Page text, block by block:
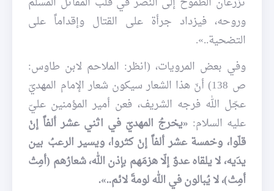
وروحه، فيزداد جرأة على القتال وإقداماً على
التضحية..».
وفي بعض المرويات، (انظر: الملاحم لابن طاوس:
ص 138) أنّ هذا الشعار سيكون شعار الإمام المهديّ
عجّل الله فرجه الشريف، فعن أمير المؤمنين عليّ
عليه السلام: «يخرجُ المهديّ في اثني عشر ألفاً إنْ
قلّوا، وخمسة عشر ألفاً إنْ كثروا، ويسير الرعبُ بين
يدَيه، لا يلقاه عدوٌ إلّا هزمَهم بإذن الله، شعارُهم (أمِتْ
أمِتْ)، لا يُبالون في الله لومةَ لائم..».